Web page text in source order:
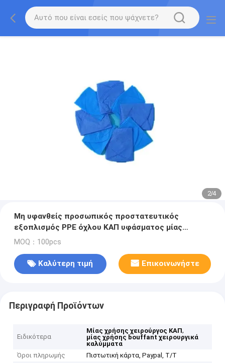
2/4
Μη υφανθείς προσωπικός προστατευτικός
εξοπλισμός PPE όχλου ΚΑΠ υφάσματος μίας
χρήσης
MOQ：100pcs
Καλύτερη τιμή Επικοινωνήστε
Περιγραφή Προϊόντων
Ειδικότερα
Μίας χρήσης χειρούργος ΚΑΠ,
μίας χρήσης bouffant χειρουργικά
καλύμματα
Όροι πληρωμής
Πιστωτική κάρτα, Paypal, T/T